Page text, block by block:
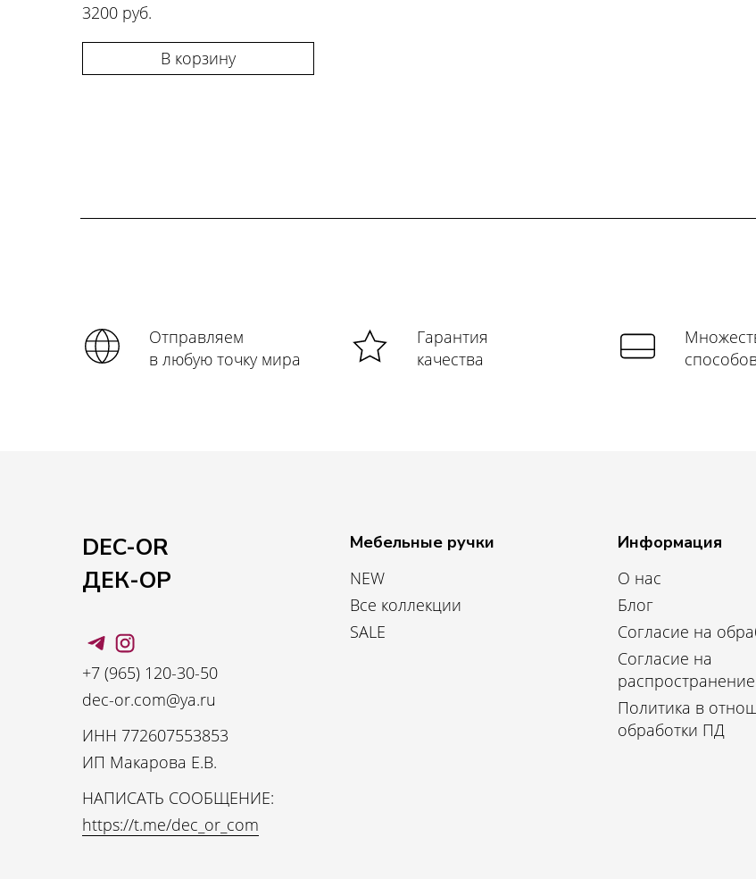
3200 руб.
В корзину
Отправляем
в любую точку мира
Гарантия
качества
DEC-OR
ДЕК-ОР
+7 (965) 120-30-50
dec-or.com@ya.ru
ИНН 772607553853
ИП Макарова Е.В.
НАПИСАТЬ СООБЩЕНИЕ:
https://t.me/dec_or_com
Мебельные ручки
NEW
Все коллекции
SALE
Информация
О нас
Блог
Согласие на
Согласие на
Политика в
обработки ПД